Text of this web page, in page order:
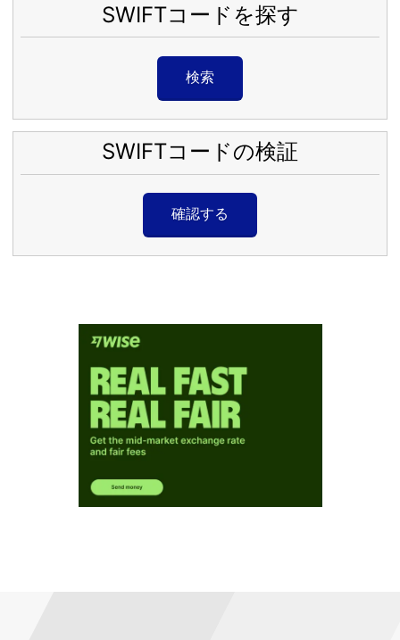
SWIFTコードを探す
検索
SWIFTコードの検証
確認する